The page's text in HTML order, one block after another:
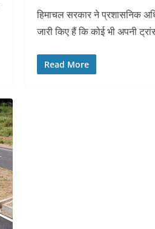
हिमाचल सरकार ने प्रशासनिक
जारी किए हैं कि कोई भी अपनी
Read More